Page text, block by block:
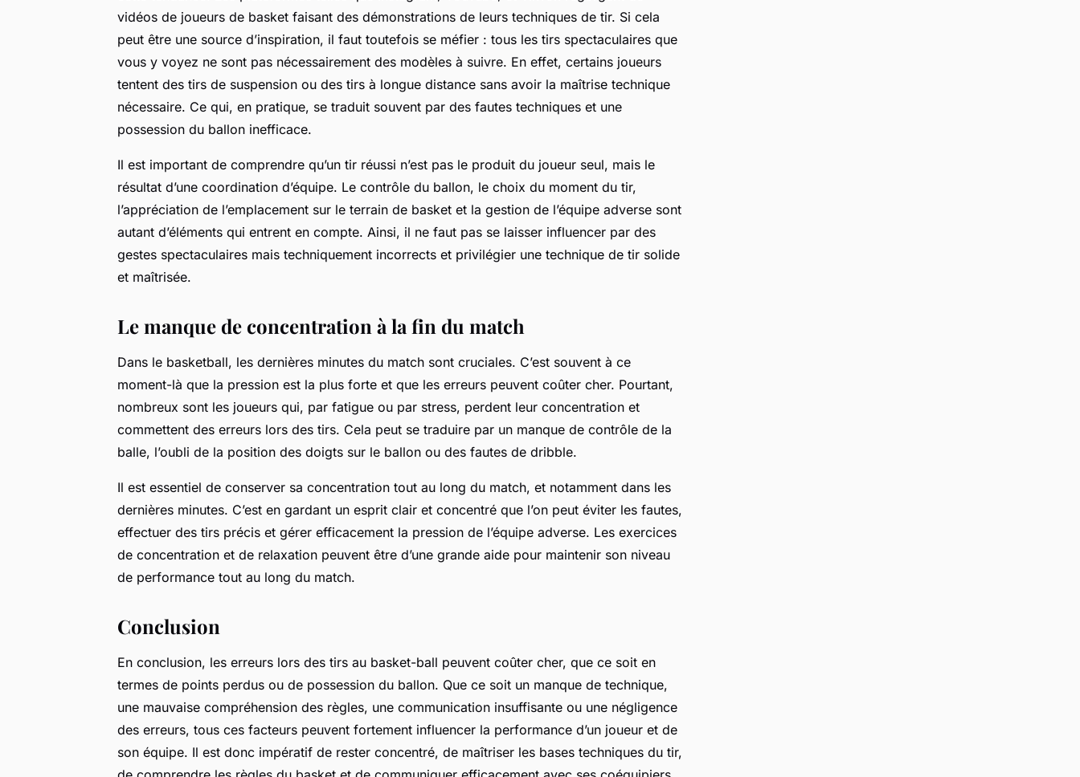
vidéos de joueurs de basket faisant des démonstrations de leurs techniques de tir. Si cela
peut être une source d’inspiration, il faut toutefois se méfier : tous les tirs spectaculaires que
vous y voyez ne sont pas nécessairement des modèles à suivre. En effet, certains joueurs
tentent des tirs de suspension ou des tirs à longue distance sans avoir la maîtrise technique
nécessaire. Ce qui, en pratique, se traduit souvent par des fautes techniques et une
possession du ballon inefficace.
Il est important de comprendre qu’un tir réussi n’est pas le produit du joueur seul, mais le
résultat d’une coordination d’équipe. Le contrôle du ballon, le choix du moment du tir,
l’appréciation de l’emplacement sur le terrain de basket et la gestion de l’équipe adverse sont
autant d’éléments qui entrent en compte. Ainsi, il ne faut pas se laisser influencer par des
gestes spectaculaires mais techniquement incorrects et privilégier une technique de tir solide
et maîtrisée.
Le manque de concentration à la fin du match
Dans le basketball, les dernières minutes du match sont cruciales. C’est souvent à ce
moment-là que la pression est la plus forte et que les erreurs peuvent coûter cher. Pourtant,
nombreux sont les joueurs qui, par fatigue ou par stress, perdent leur concentration et
commettent des erreurs lors des tirs. Cela peut se traduire par un manque de contrôle de la
balle, l’oubli de la position des doigts sur le ballon ou des fautes de dribble.
Il est essentiel de conserver sa concentration tout au long du match, et notamment dans les
dernières minutes. C’est en gardant un esprit clair et concentré que l’on peut éviter les fautes,
effectuer des tirs précis et gérer efficacement la pression de l’équipe adverse. Les exercices
de concentration et de relaxation peuvent être d’une grande aide pour maintenir son niveau
de performance tout au long du match.
Conclusion
En conclusion, les erreurs lors des tirs au basket-ball peuvent coûter cher, que ce soit en
termes de points perdus ou de possession du ballon. Que ce soit un manque de technique,
une mauvaise compréhension des règles, une communication insuffisante ou une négligence
des erreurs, tous ces facteurs peuvent fortement influencer la performance d’un joueur et de
son équipe. Il est donc impératif de rester concentré, de maîtriser les bases techniques du tir,